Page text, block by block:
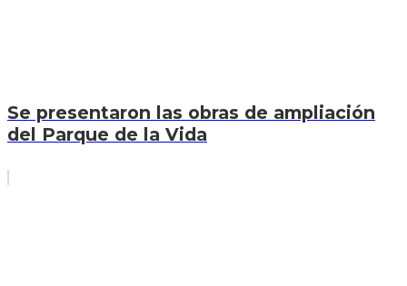
Se presentaron las obras de ampliación
del Parque de la Vida